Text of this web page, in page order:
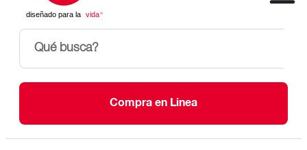
Compra en Linea